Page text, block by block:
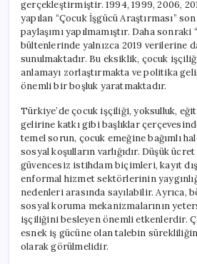
gerçekleştirmiştir. 1994, 1999, 2006,
yapılan “Çocuk İşgücü Araştırması”
paylaşımı yapılmamıştır. Daha
bültenlerinde yalnızca 2019 verilerine
sunulmaktadır. Bu eksiklik, çocuk
anlamayı zorlaştırmakta ve politika
önemli bir boşluk yaratmaktadır.
Türkiye’de çocuk işçiliği, yoksulluk,
gelirine katkı gibi başlıklar
temel sorun, çocuk emeğine bağımlı
sosyal koşulların varlığıdır. Düşük
güvencesiz istihdam biçimleri, kayıt
enformal hizmet sektörlerinin
nedenleri arasında sayılabilir. Ayrıca,
sosyal koruma mekanizmalarının
işçiliğini besleyen önemli etkenlerdir.
esnek iş gücüne olan talebin
olarak görülmelidir.